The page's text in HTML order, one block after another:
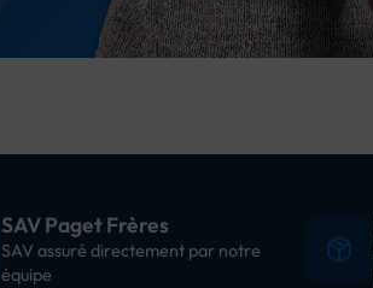
SAV Paget Frères
SAV assuré directement par notre
équipe